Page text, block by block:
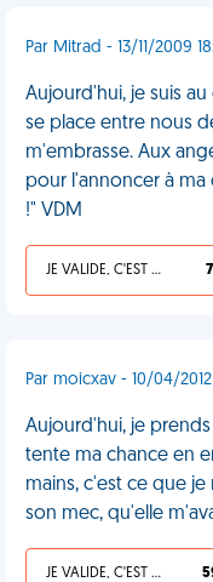
Par Mitrad - 13/11/2009
Aujourd'hui, je suis au
se place entre nous
m'embrasse. Aux
pour l'annoncer à ma
!" VDM
JE VALIDE, C'EST UNE VDM
Par moicxav - 10/04/
Aujourd'hui, je
tente ma chance en
mains, c'est ce que je
son mec, qu'elle
JE VALIDE, C'EST UNE VDM